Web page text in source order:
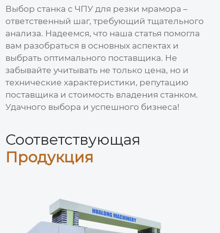
Выбор станка с ЧПУ для резки мрамора –
ответственный шаг, требующий тщательного
анализа. Надеемся, что наша статья помогла
вам разобраться в основных аспектах и
выбрать оптимального поставщика. Не
забывайте учитывать не только цена, но и
технические характеристики, репутацию
поставщика и стоимость владения станком.
Удачного выбора и успешного бизнеса!
Соответствующая
Продукция